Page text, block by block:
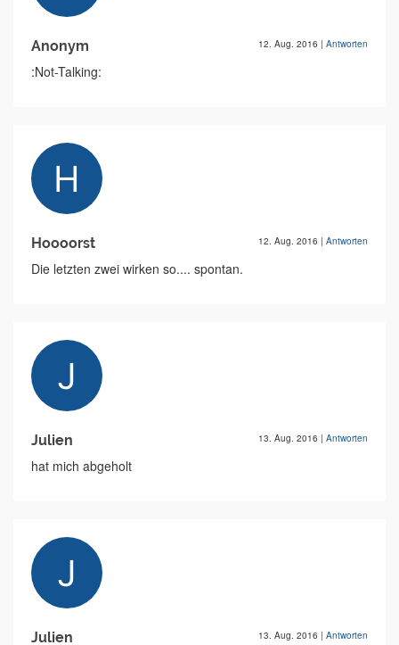
Anonym 12. Aug. 2016 | Antworten
:Not-Talking:
Hoooorst 12. Aug. 2016 | Antworten
Die letzten zwei wirken so.... spontan.
Julien 13. Aug. 2016 | Antworten
hat mich abgeholt
Julien 13. Aug. 2016 | Antworten